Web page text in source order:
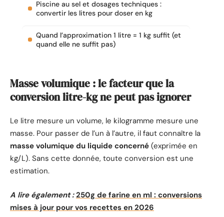
Piscine au sel et dosages techniques :
convertir les litres pour doser en kg
Quand l’approximation 1 litre = 1 kg suffit (et
quand elle ne suffit pas)
Masse volumique : le facteur que la
conversion litre-kg ne peut pas ignorer
Le litre mesure un volume, le kilogramme mesure une
masse. Pour passer de l’un à l’autre, il faut connaître la
masse volumique du liquide concerné (exprimée en
kg/L). Sans cette donnée, toute conversion est une
estimation.
A lire également : 250g de farine en ml : conversions
mises à jour pour vos recettes en 2026